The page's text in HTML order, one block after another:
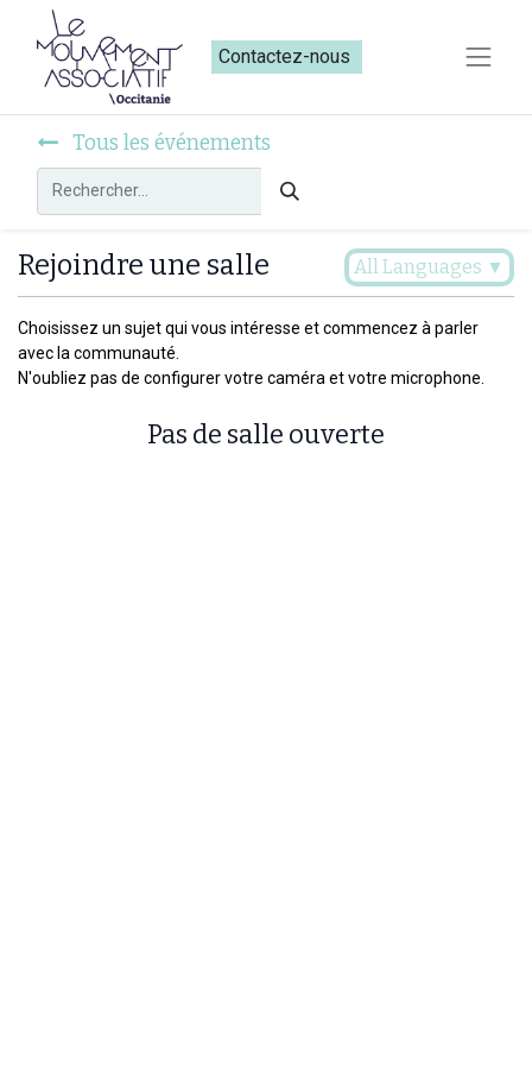
Contactez-nous​​
Tous les événements
Rejoindre une salle All Languages ▼
Choisissez un sujet qui vous intéresse et commencez à parler
avec la communauté.
N'oubliez pas de configurer votre caméra et votre microphone.
Pas de salle ouverte